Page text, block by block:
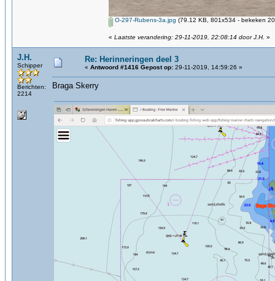
O-297-Rubens-3a.jpg (79.12 KB, 801x534 - bekeken
« Laatste verandering: 29-11-2019, 22:08:14 door J.H. »
J.H.
Schipper
Berichten:
2214
Re: Herinneringen deel 3
« Antwoord #1416 Gepost op: 29-11-2019, 14:59:26 »
Braga Skerry